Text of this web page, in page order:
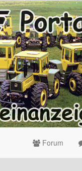
Forum